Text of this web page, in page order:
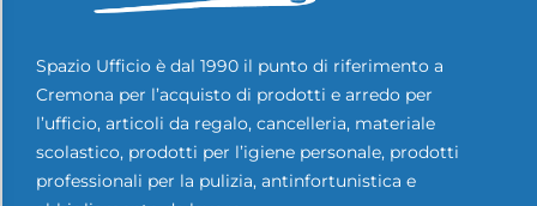
Spazio Ufficio è dal 1990 il punto di riferimento a
Cremona per l’acquisto di prodotti e arredo per
l’ufficio, articoli da regalo, cancelleria, materiale
scolastico, prodotti per l’igiene personale, prodotti
professionali per la pulizia, antinfortunistica e